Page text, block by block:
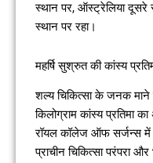
स्थान पर, ऑस्ट्रेलिया
स्थान पर रहा।
महर्षि सुश्रुत की कांस्य
शल्य चिकित्सा के जनक माने
किलोग्राम कांस्य प्रतिमा
रॉयल कॉलेज ऑफ सर्जन्स में
प्राचीन चिकित्सा परंपरा